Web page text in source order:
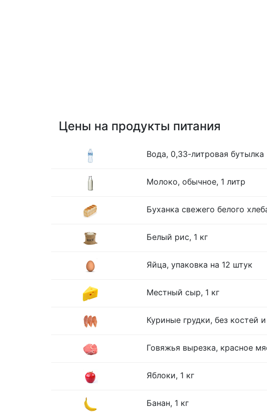
Цены на продукты питания
Вода, 0,33-литровая бутылка
Молоко, обычное, 1 литр
Буханка свежего белого
Белый рис, 1 кг
Яйца, упаковка на 12 штук
Местный сыр, 1 кг
Куриные грудки, без костей
Говяжья вырезка, красное
Яблоки, 1 кг
Банан, 1 кг